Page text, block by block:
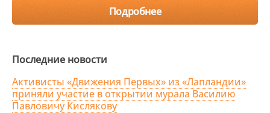
Подробнее
Последние новости
Активисты «Движения Первых» из «Лапландии»
приняли участие в открытии мурала Василию
Павловичу Кислякову